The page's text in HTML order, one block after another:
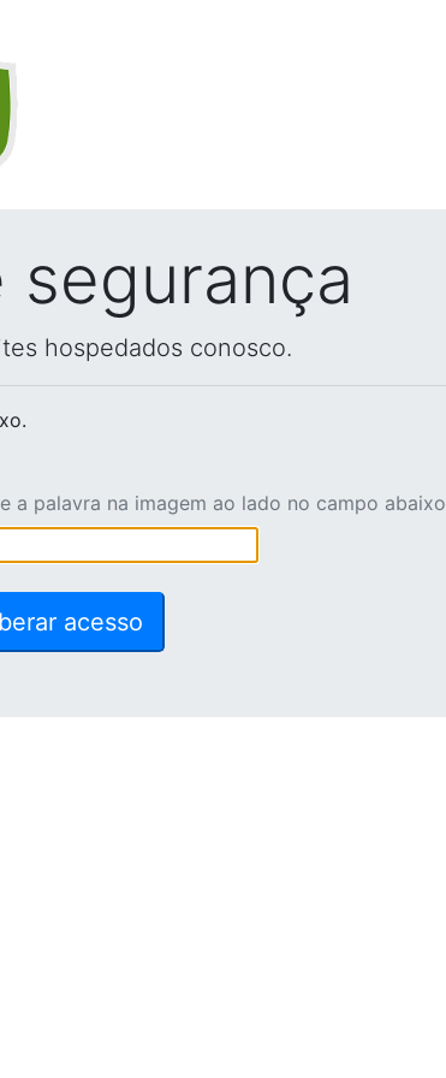
hospedados conosco.
a palavra na imagem ao lado no campo abaixo